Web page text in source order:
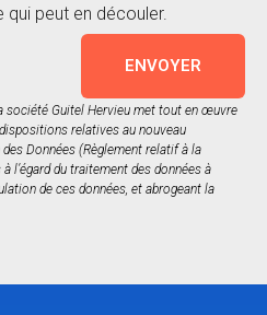
peut en découler.
ENVOYER
société Guitel Hervieu met tout en œuvre
relatives au nouveau
Données (Règlement relatif à la
l’égard du traitement des données à
de ces données, et abrogeant la